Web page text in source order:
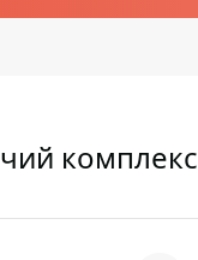
комплекс